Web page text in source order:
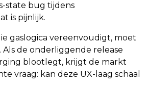
state bug tijdens
is pijnlijk.
gaslogica vereenvoudigt, moet
de onderliggende release
blootlegt, krijgt de markt
vraag: kan deze UX-laag schaal